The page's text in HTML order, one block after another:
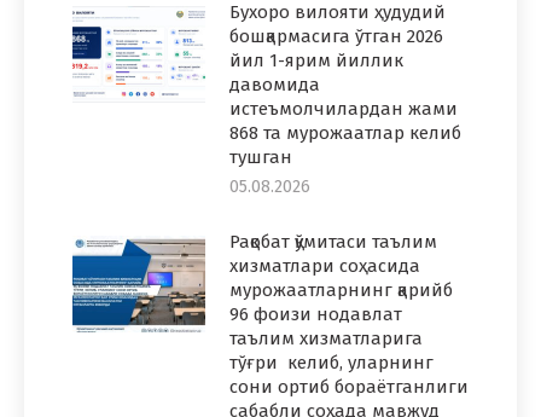
Бухоро вилояти ҳудудий
бошқармасига ўтган 2026
йил 1-ярим йиллик
давомида
истеъмолчилардан жами
868 та мурожаатлар келиб
тушган
05.08.2026
Рақобат қўмитаси таълим
хизматлари соҳасида
мурожаатларнинг қарийб
96 фоизи нодавлат
таълим хизматларига
тўғри келиб, уларнинг
сони ортиб бораётганлиги
сабабли соҳада мавжуд